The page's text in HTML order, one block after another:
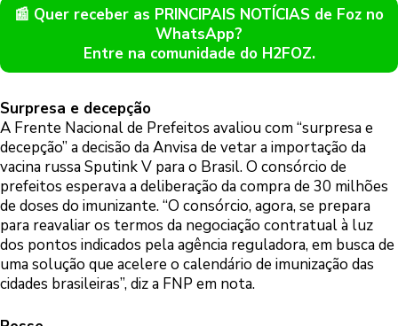
📰 Quer receber as PRINCIPAIS NOTÍCIAS de Foz no
WhatsApp?
Entre na comunidade do H2FOZ.
Surpresa e decepção
A Frente Nacional de Prefeitos avaliou com “surpresa e
decepção” a decisão da Anvisa de vetar a importação da
vacina russa Sputink V para o Brasil. O consórcio de
prefeitos esperava a deliberação da compra de 30 milhões
de doses do imunizante. “O consórcio, agora, se prepara
para reavaliar os termos da negociação contratual à luz
dos pontos indicados pela agência reguladora, em busca de
uma solução que acelere o calendário de imunização das
cidades brasileiras”, diz a FNP em nota.